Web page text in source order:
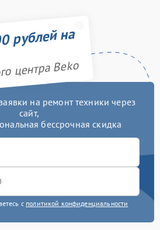
рублей на
центра Beko
на ремонт техники через
сайт,
бессрочная скидка
с политикой конфиденциальности